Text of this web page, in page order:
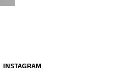
INSTAGRAM